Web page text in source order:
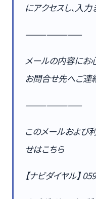
にアクセスし、入力
————————
メールの内容にお
お問合せ先へご連
————————
このメールおよび
せはこちら
【ナビダイヤル】